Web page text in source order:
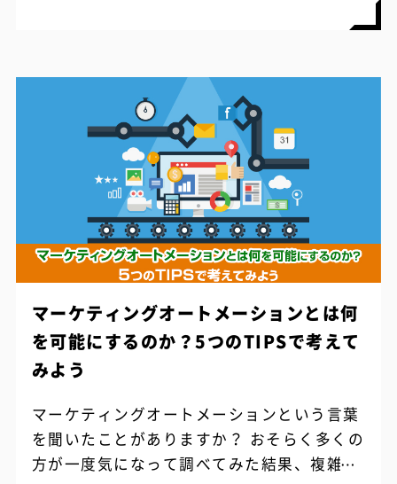
マーケティングオートメーションとは何
を可能にするのか？5つのTIPSで考えて
みよう
マーケティングオートメーションという言葉
を聞いたことがありますか？ おそらく多くの
方が一度気になって調べてみた結果、複雑な